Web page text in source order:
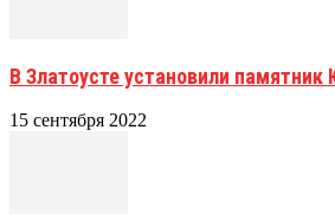
В Златоусте установили
15 сентября 2022